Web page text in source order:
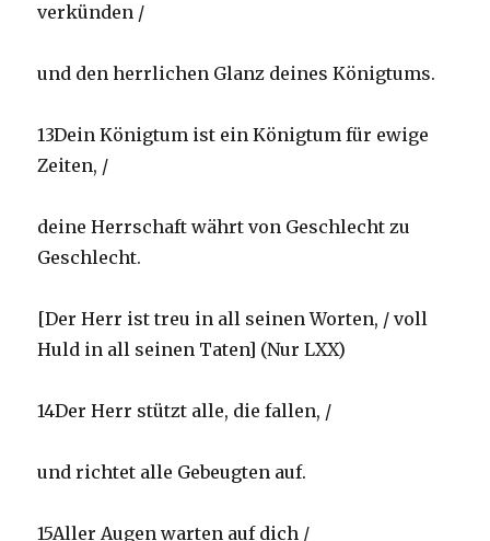
verkünden /
und den herrlichen Glanz deines Königtums.
13Dein Königtum ist ein Königtum für ewige
Zeiten, /
deine Herrschaft währt von Geschlecht zu
Geschlecht.
[Der Herr ist treu in all seinen Worten, / voll
Huld in all seinen Taten] (Nur LXX)
14Der Herr stützt alle, die fallen, /
und richtet alle Gebeugten auf.
15Aller Augen warten auf dich /